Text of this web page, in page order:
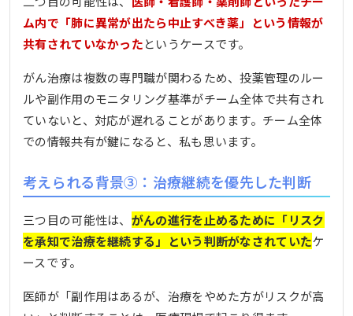
ム内で「肺に異常が出たら中止すべき薬」という情報が
共有されていなかったというケースです。
がん治療は複数の専門職が関わるため、投薬管理のルー
ルや副作用のモニタリング基準がチーム全体で共有され
ていないと、対応が遅れることがあります。チーム全体
での情報共有が鍵になると、私も思います。
考えられる背景③：治療継続を優先した判断
三つ目の可能性は、 がんの進行を止めるために「リスク
を承知で治療を継続する」という判断がなされていたケ
ースです。
医師が「副作用はあるが、治療をやめた方がリスクが高